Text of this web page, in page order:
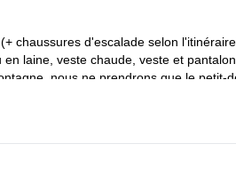
chaussures d'escalade selon
laine, veste chaude, veste et
nous ne prendrons que le petit-